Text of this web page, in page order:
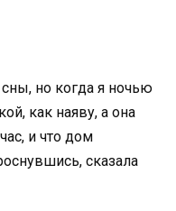
но когда я ночью
как наяву, а она
и что дом
сказала